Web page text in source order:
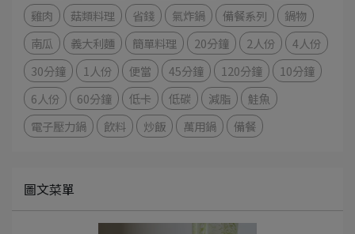
雞肉
菇類料理 省錢 氣炸鍋 備餐系列
鍋物
南瓜
義大利麵 簡單料理 20分鐘 2人份
4人份
30分鐘
1人份 便當 45分鐘 120分鐘
10分鐘
6人份
60分鐘 低卡 低碳 減脂
鮭魚
電子壓力鍋
飲料 炒飯 萬用鍋 備餐
圖文菜單